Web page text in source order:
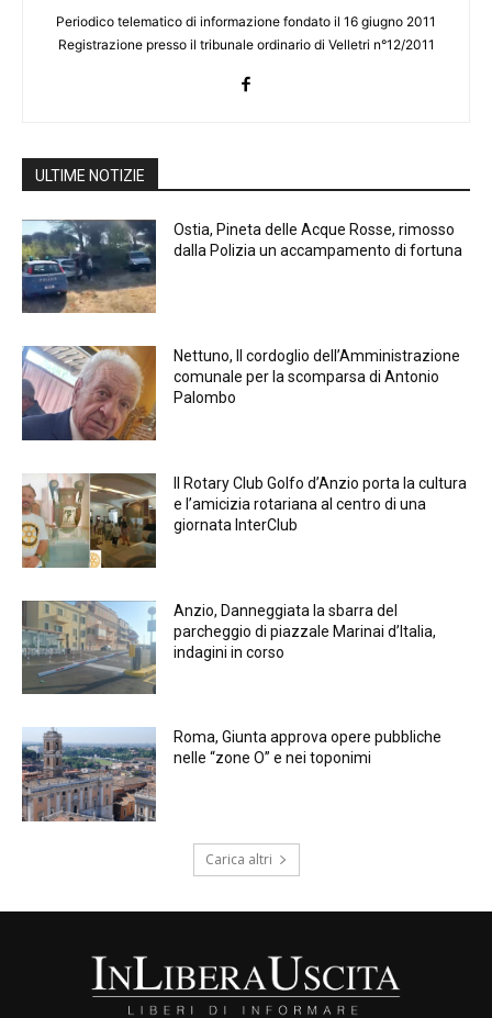
Periodico telematico di informazione fondato il 16 giugno 2011
Registrazione presso il tribunale ordinario di Velletri n°12/2011
ULTIME NOTIZIE
Ostia, Pineta delle Acque Rosse, rimosso
dalla Polizia un accampamento di fortuna
Nettuno, Il cordoglio dell’Amministrazione
comunale per la scomparsa di Antonio
Palombo
Il Rotary Club Golfo d’Anzio porta la cultura
e l’amicizia rotariana al centro di una
giornata InterClub
Anzio, Danneggiata la sbarra del
parcheggio di piazzale Marinai d’Italia,
indagini in corso
Roma, Giunta approva opere pubbliche
nelle “zone O” e nei toponimi
Carica altri